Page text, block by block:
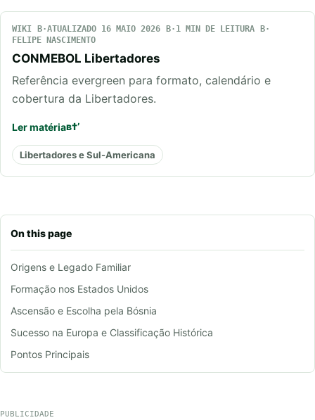
On this page
Origens e Legado Familiar
Formação nos Estados Unidos
Ascensão e Escolha pela Bósnia
Sucesso na Europa e Classificação Histórica
Pontos Principais
WIKI ATUALIZADO 16 MAIO 2026
1 MIN DE LEITURA
FELIPE NASCIMENTO
CONMEBOL Libertadores
Referência evergreen para formato, calendário e
cobertura da Libertadores.
Ler matéria
Libertadores e Sul-Americana
PUBLICIDADE